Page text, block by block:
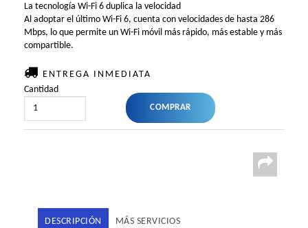
La tecnología Wi-Fi 6 duplica la velocidad
Al adoptar el último Wi-Fi 6, cuenta con velocidades de hasta 286
Mbps, lo que permite un Wi-Fi móvil más rápido, más estable y más
compartible.
ENTREGA INMEDIATA
Cantidad
DESCRIPCIÓN MÁS SERVICIOS